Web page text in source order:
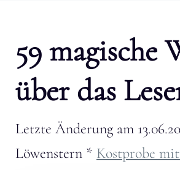
59 magische
über das
Letzte Änderung am
Löwenstern * Kostprobe